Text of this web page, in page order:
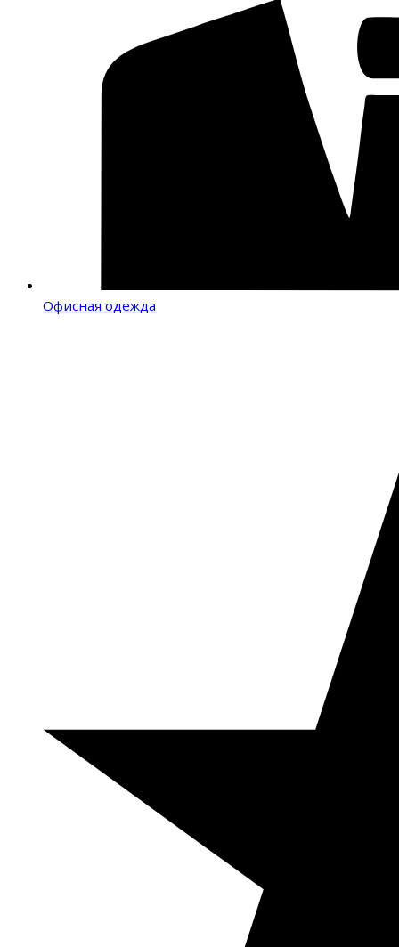
Офисная одежда